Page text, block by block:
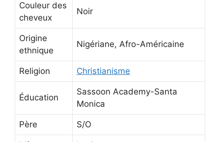
Couleur des
cheveux
Noir
Origine
ethnique
Nigériane, Afro-Américaine
Religion Christianisme
Éducation
Sassoon Academy-Santa
Monica
Père S/O